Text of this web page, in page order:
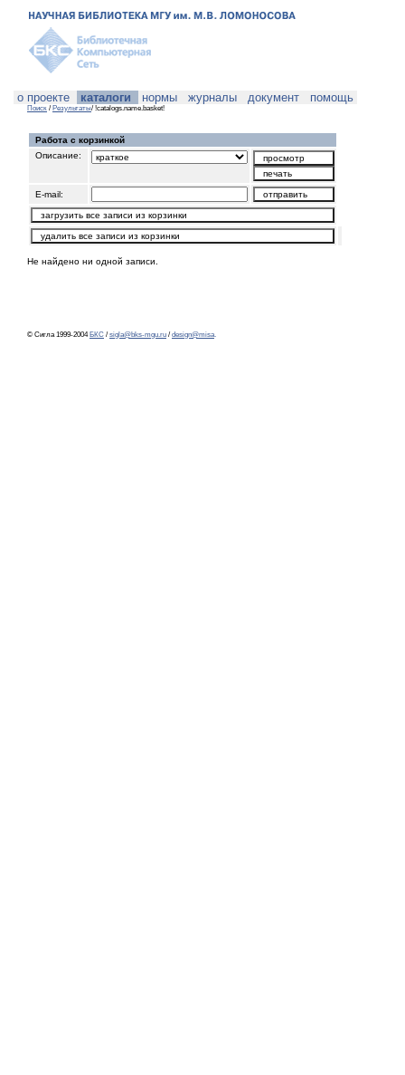
о проекте каталоги нормы журналы документ помощь
Поиск / Результаты/ !catalogs.name.basket!
Работа с корзинкой
Описание:
E-mail:
Не найдено ни одной записи.
© Сигла 1999-2004 БКС / sigla@bks-mgu.ru / design@misa.